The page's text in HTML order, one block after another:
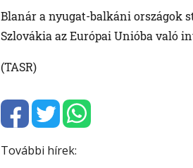
Blanár a nyugat-balkáni országok
Szlovákia az Európai Unióba való
(TASR)
További hírek: